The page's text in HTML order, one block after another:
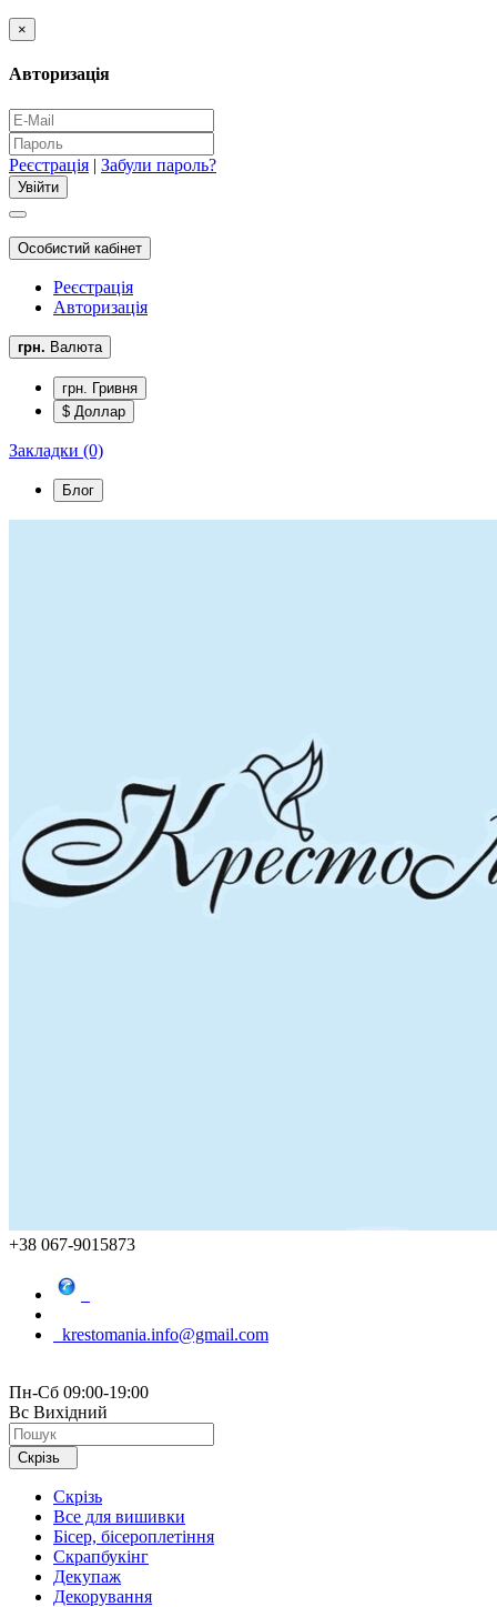
×
Авторизація
Реєстрація | Забули пароль?
Особистий кабінет
Реєстрація
Авторизація
грн. Валюта
грн. Гривня
$ Доллар
Закладки (0)
Блог
+38 067-9015873
krestomania.info@gmail.com
Пн-Сб 09:00-19:00
Вс Вихідний
Скрізь
Скрізь
Все для вишивки
Бісер, бісероплетіння
Скрапбукінг
Декупаж
Декорування